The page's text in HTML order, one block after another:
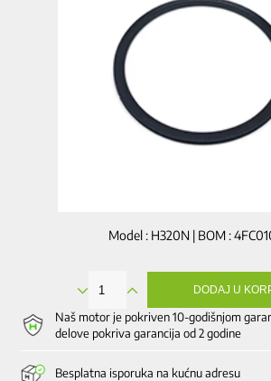
Model : H320N | BOM :
Zaštitna
guma
na
količina
DODAJ U
Naš motor je pokriven 10-godišnjom
delove pokriva garancija od 2 godine
Besplatna isporuka na kućnu adresu